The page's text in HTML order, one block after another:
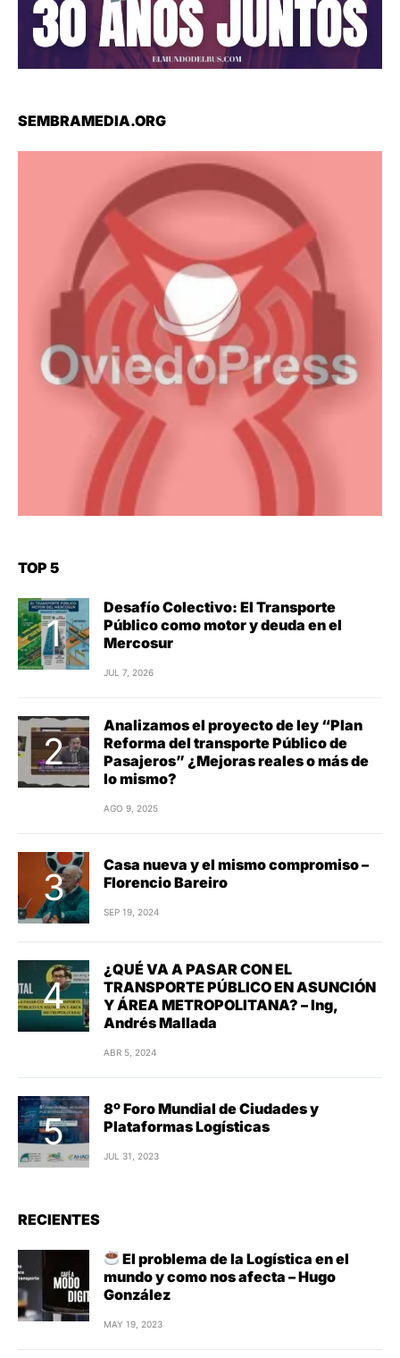
SEMBRAMEDIA.ORG
TOP 5
Desafío Colectivo: El Transporte
Público como motor y deuda en el
Mercosur
JUL 7, 2026
Analizamos el proyecto de ley “Plan
Reforma del transporte Público de
Pasajeros” ¿Mejoras reales o más de
lo mismo?
AGO 9, 2025
Casa nueva y el mismo compromiso –
Florencio Bareiro
SEP 19, 2024
¿QUÉ VA A PASAR CON EL
TRANSPORTE PÚBLICO EN ASUNCIÓN
Y ÁREA METROPOLITANA? – Ing,
Andrés Mallada
ABR 5, 2024
8º Foro Mundial de Ciudades y
Plataformas Logísticas
JUL 31, 2023
RECIENTES
El problema de la Logística en el
mundo y como nos afecta – Hugo
González
MAY 19, 2023